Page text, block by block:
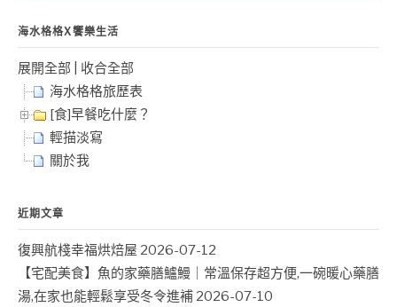
海水格格X饗樂生活
展開全部
收合全部
海水格格旅歷表
[食]早餐吃什麼？
輕描淡寫
關於我
近期文章
復興航棧幸福烘焙屋 2026-07-12
【宅配美食】魚的家藥膳鱸鰻｜常溫保存超方便,一碗暖心藥膳
湯,在家也能輕鬆享受冬令進補 2026-07-10